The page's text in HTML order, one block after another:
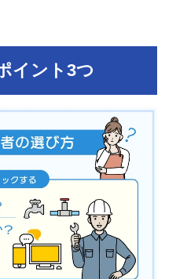
イント3つ